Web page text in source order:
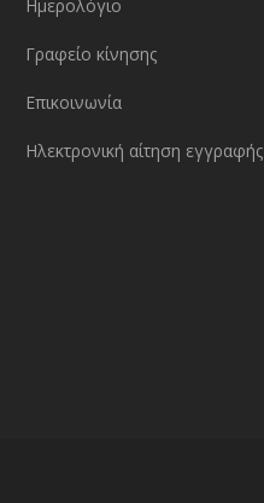
Ημερολόγιο
Γραφείο κίνησης
Επικοινωνία
Ηλεκτρονική αίτηση εγγραφής